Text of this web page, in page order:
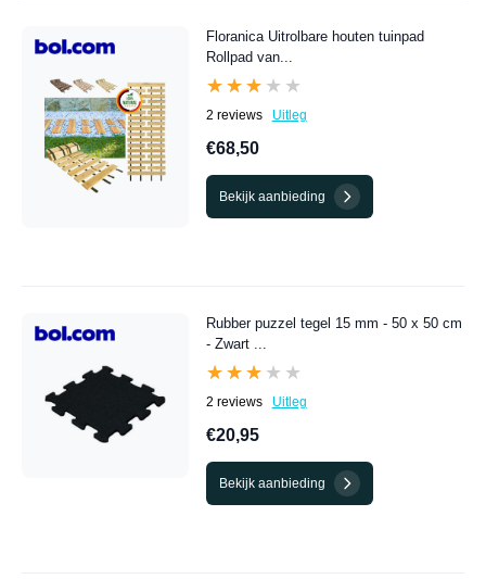
Floranica Uitrolbare houten tuinpad
Rollpad van...
★★★★★
★★★★★
2 reviews Uitleg
€68,50
Bekijk aanbieding
Rubber puzzel tegel 15 mm - 50 x 50 cm
- Zwart ...
★★★★★
★★★★★
2 reviews Uitleg
€20,95
Bekijk aanbieding